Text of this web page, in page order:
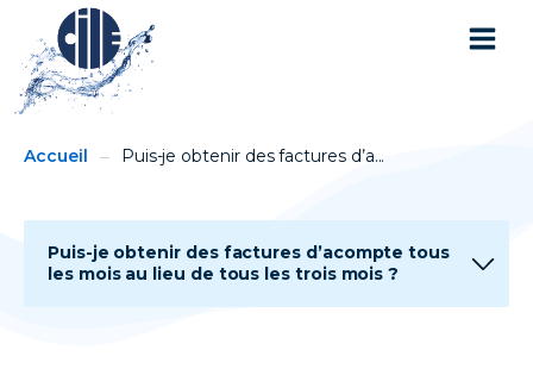
Breadcrumbs
You
Accueil Puis-je obtenir des factures d’a...
Puis-je obtenir des factures d’acompte tous
les mois au lieu de tous les trois mois ?